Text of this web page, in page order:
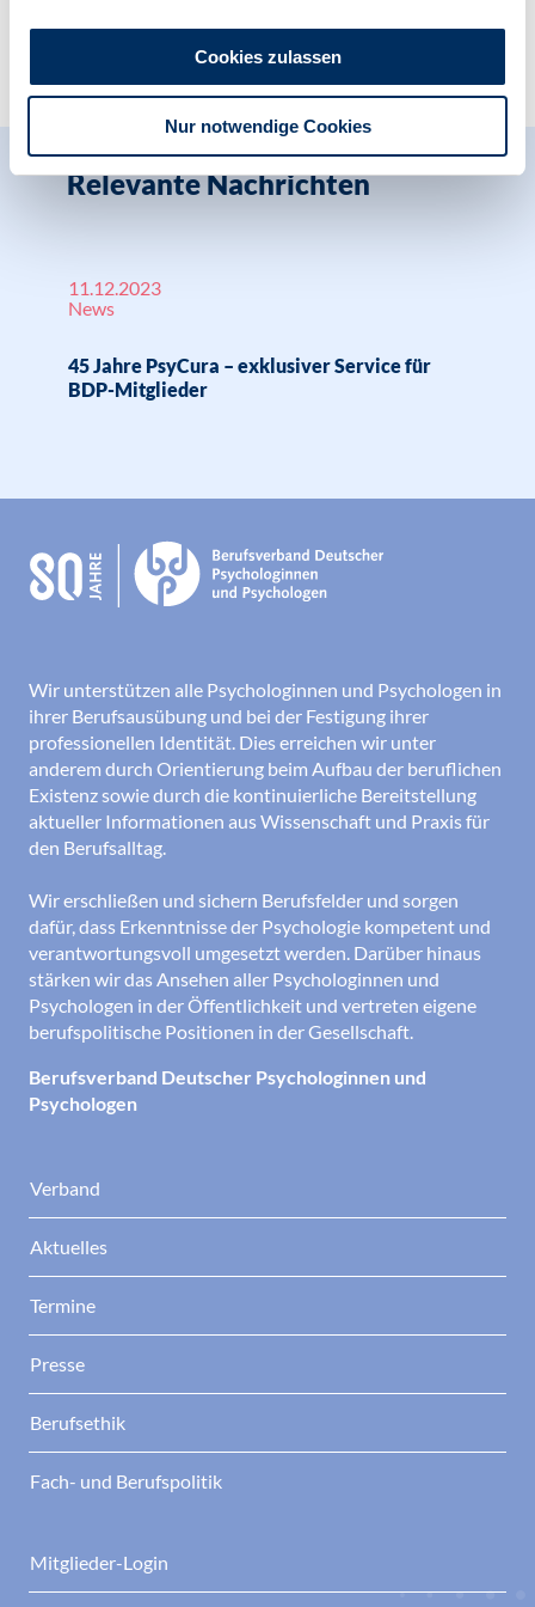
Cookies zulassen
Nur notwendige Cookies
Relevante Nachrichten
11.12.2023
News
45 Jahre PsyCura – exklusiver Service für
BDP-Mitglieder
Wir unterstützen alle Psychologinnen und Psychologen in
ihrer Berufsausübung und bei der Festigung ihrer
professionellen Identität. Dies erreichen wir unter
anderem durch Orientierung beim Aufbau der beruflichen
Existenz sowie durch die kontinuierliche Bereitstellung
aktueller Informationen aus Wissenschaft und Praxis für
den Berufsalltag.
Wir erschließen und sichern Berufsfelder und sorgen
dafür, dass Erkenntnisse der Psychologie kompetent und
verantwortungsvoll umgesetzt werden. Darüber hinaus
stärken wir das Ansehen aller Psychologinnen und
Psychologen in der Öffentlichkeit und vertreten eigene
berufspolitische Positionen in der Gesellschaft.
Berufsverband Deutscher Psychologinnen und
Psychologen
Verband
Aktuelles
Termine
Presse
Berufsethik
Fach- und Berufspolitik
Mitglieder-Login